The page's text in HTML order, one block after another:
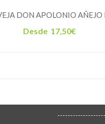
DON APOLONIO AÑEJO
Desde 17,50€